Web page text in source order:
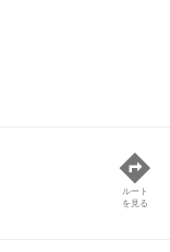
ルート
を見る